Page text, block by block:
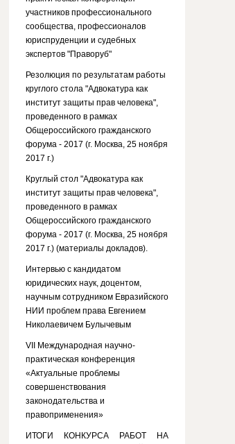
участников профессионального
сообщества, профессионалов
юриспруденции и судебных
экспертов "Праворуб"
Резолюция по результатам работы
круглого стола "Адвокатура как
институт защиты прав человека",
проведенного в рамках
Общероссийского гражданского
форума - 2017 (г. Москва, 25 ноября
2017 г.)
Круглый стол "Адвокатура как
институт защиты прав человека",
проведенного в рамках
Общероссийского гражданского
форума - 2017 (г. Москва, 25 ноября
2017 г.) (материалы докладов).
Интервью с кандидатом
юридических наук, доцентом,
научным сотрудником Евразийского
НИИ проблем права Евгением
Николаевичем Булычевым
VII Международная научно-
практическая конференция
«Актуальные проблемы
совершенствования
законодательства и
правоприменения»
ИТОГИ КОНКУРСА РАБОТ НА